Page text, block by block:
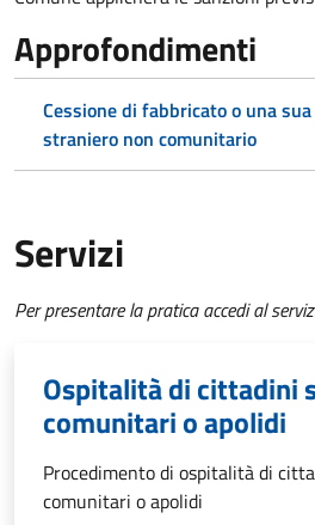
Approfondimenti
Cessione di fabbricato o una
straniero non comunitario
Servizi
Per presentare la pratica accedi al
Ospitalità di cittadini
comunitari o apolidi
Procedimento di ospitalità di
comunitari o apolidi